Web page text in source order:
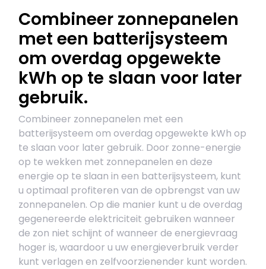
Combineer zonnepanelen
met een batterijsysteem
om overdag opgewekte
kWh op te slaan voor later
gebruik.
Combineer zonnepanelen met een
batterijsysteem om overdag opgewekte kWh op
te slaan voor later gebruik. Door zonne-energie
op te wekken met zonnepanelen en deze
energie op te slaan in een batterijsysteem, kunt
u optimaal profiteren van de opbrengst van uw
zonnepanelen. Op die manier kunt u de overdag
gegenereerde elektriciteit gebruiken wanneer
de zon niet schijnt of wanneer de energievraag
hoger is, waardoor u uw energieverbruik verder
kunt verlagen en zelfvoorzienender kunt worden.